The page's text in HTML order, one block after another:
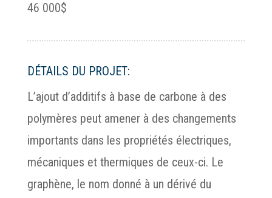
46 000$
DÉTAILS DU PROJET:
L’ajout d’additifs à base de carbone à des
polymères peut amener à des changements
importants dans les propriétés électriques,
mécaniques et thermiques de ceux-ci. Le
graphène, le nom donné à un dérivé du